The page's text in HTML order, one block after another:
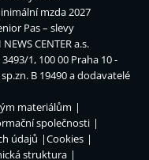
mzda 2027
Pas – slevy
NEWS CENTER a.s.
1, 100 00 Praha 10 -
B 19490 a dodavatelé
materiálům
společnosti
údajů
Cookies
struktura